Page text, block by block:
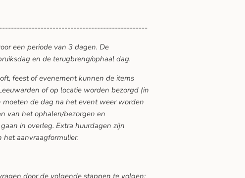
een periode van 3 dagen. De
en de terugbreng/ophaal dag.
feest of evenement kunnen de items
of op locatie worden bezorgd (in
moeten de dag na het event weer worden
van het ophalen/bezorgen en
in overleg. Extra huurdagen zijn
aanvraagformulier.